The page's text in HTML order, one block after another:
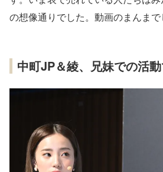
の想像通りでした。動画のまんまで
中町JP＆綾、兄妹での活